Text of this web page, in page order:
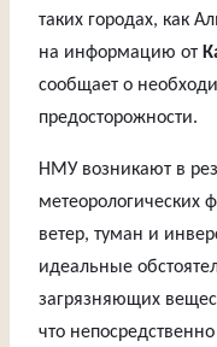
таких городах, как
на информацию от
сообщает о
предосторожности.
НМУ возникают в
метеорологических
ветер, туман и
идеальные
загрязняющих
что